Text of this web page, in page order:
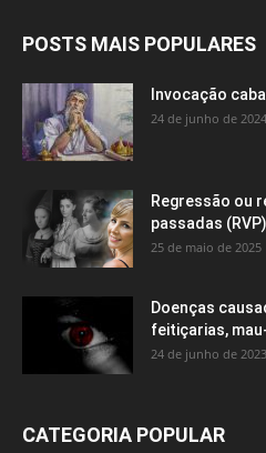
POSTS MAIS POPULARES
Invocação
24 de junho de 2024
Regressão ou
passadas (RVP)
25 de maio de 2025
Doenças
feitiçarias,
24 de junho de 2023
CATEGORIA POPULAR